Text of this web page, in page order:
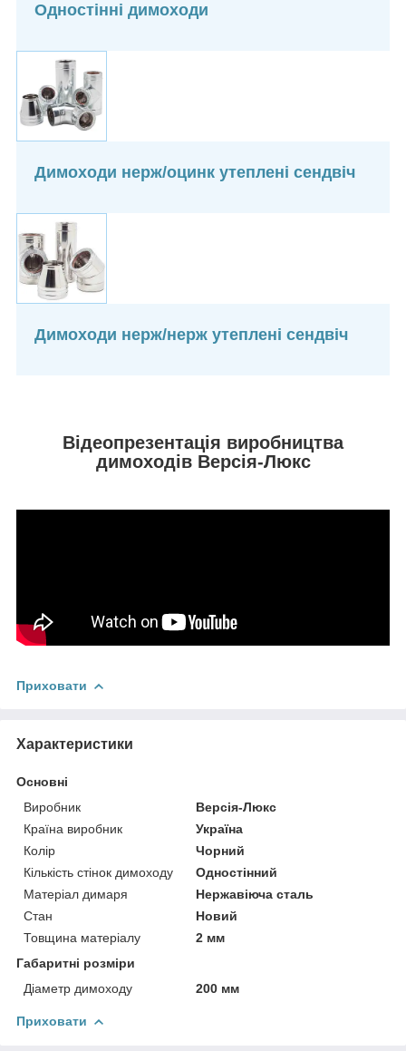
Одностінні димоходи
Димоходи нерж/оцинк утеплені сендвіч
Димоходи нерж/нерж утеплені сендвіч
Відеопрезентація виробництва
димоходів Версія-Люкс
Приховати
Характеристики
Основні
Виробник
Версія-Люкс
Країна виробник
Україна
Колір
Чорний
Кількість стінок димоходу
Одностінний
Матеріал димаря
Нержавіюча сталь
Стан
Новий
Товщина матеріалу
2 мм
Габаритні розміри
Діаметр димоходу
200 мм
Приховати